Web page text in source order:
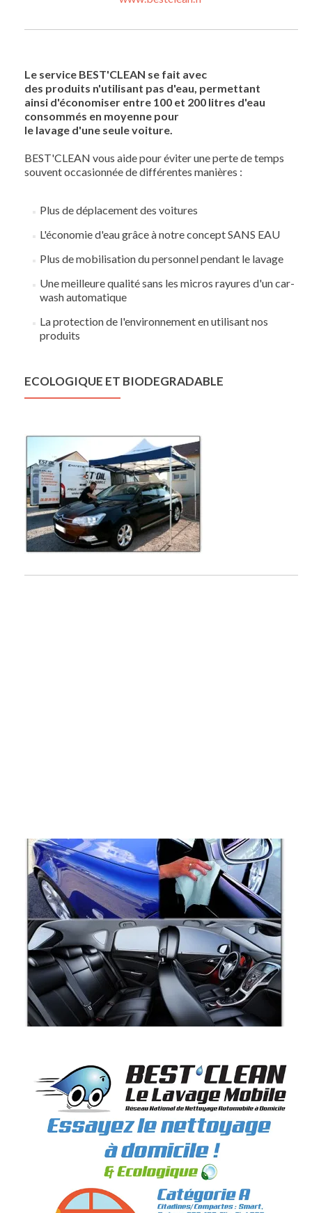
Le service BEST'CLEAN se fait avec
des produits n'utilisant pas d'eau, permettant
ainsi d'économiser entre 100 et 200 litres d'eau
consommés en moyenne pour
le lavage d'une seule voiture.
BEST'CLEAN vous aide pour éviter une perte de temps
souvent occasionnée de différentes manières :
Plus de déplacement des voitures
L'économie d'eau grâce à notre concept SANS EAU
Plus de mobilisation du personnel pendant le lavage
Une meilleure qualité sans les micros rayures d'un car-
wash automatique
La protection de l'environnement en utilisant nos
produits
ECOLOGIQUE ET BIODEGRADABLE